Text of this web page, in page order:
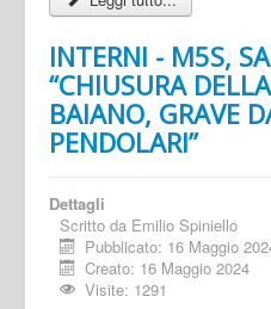
INTERNI - M5S,
“CHIUSURA
BAIANO, GRAVE
PENDOLARI”
Dettagli
Scritto da Emilio Spiniello
Pubblicato: 16 Maggio
Creato: 16 Maggio 2024
Visite: 1291